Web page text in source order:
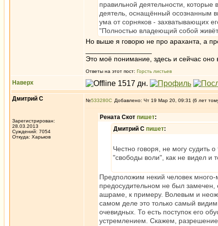
правильной деятельности,
деятель, оснащённый осознанным
ума от сорняков - захватывающих
"Полностью владеющий собой
Но выше я говорю не про араханта, а
Это моё понимание, здесь и сейчас оно
Ответы на этот пост: Горсть листьев
Наверх
Дмитрий С
Зарегистрирован:
28.03.2013
Суждений: 7054
Откуда: Харьков
№533280 Добавлено: Чт 19 Мар 20, 09:31 (6 лет
Рената Скот пишет:
Дмитрий С пишет:
Честно говоря, не могу судить
"свободы воли", как не видел и
Предположим некий человек
предосудительном не был
ашраме, к примеру. Волевым и
самом деле это только самый
очевидных. То есть поступок его
устремлением. Скажем,